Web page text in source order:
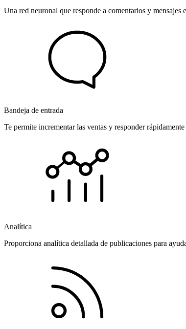
Una red neuronal que responde a comentarios y
Bandeja de entrada
Te permite incrementar las ventas y responder
Analítica
Proporciona analítica detallada de publicaciones para